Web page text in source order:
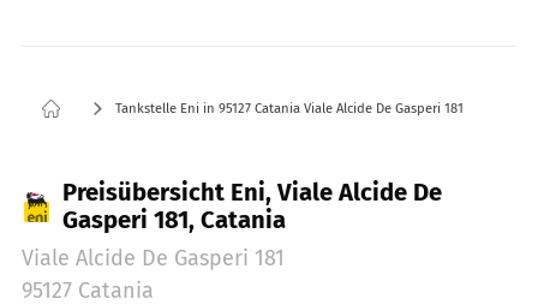
Tankstelle Eni in 95127 Catania Viale Alcide De Gasperi 181
Preisübersicht Eni, Viale Alcide De
Gasperi 181, Catania
Viale Alcide De Gasperi 181
95127 Catania